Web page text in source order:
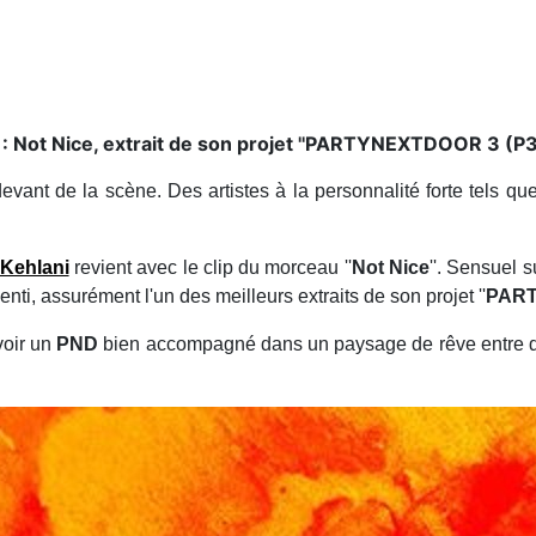
Nice, extrait de son projet ''PARTYNEXTDOOR 3
de la scène. Des artistes à la personnalité forte tels
Kehlanirevient avec le clip du morceau ''Not Nice''. Sensuel
assurément l'un des meilleurs extraits de son projet ''
un PND bien accompagné dans un paysage de rêve